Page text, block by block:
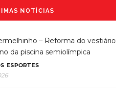
NOTÍCIAS
– Reforma do vestiário
da piscina semiolímpica
ESPORTES